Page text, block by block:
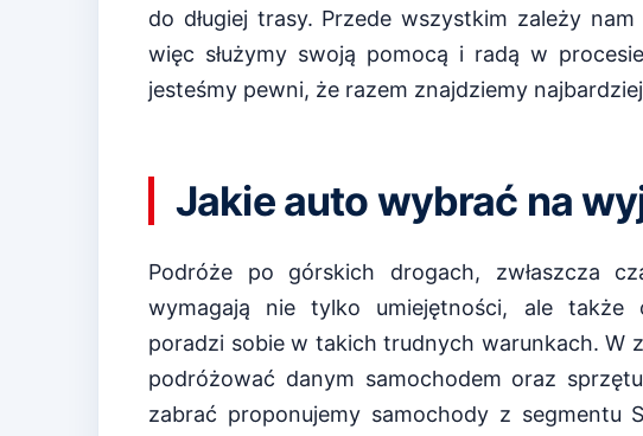
do długiej trasy. Przede wszystkim zależy
więc służymy swoją pomocą i radą w
jesteśmy pewni, że razem znajdziemy
Jakie auto wybrać na
Podróże po górskich drogach, zwłaszcza
wymagają nie tylko umiejętności, ale także
poradzi sobie w takich trudnych warunkach. W
podróżować danym samochodem oraz
zabrać proponujemy samochody z segmentu